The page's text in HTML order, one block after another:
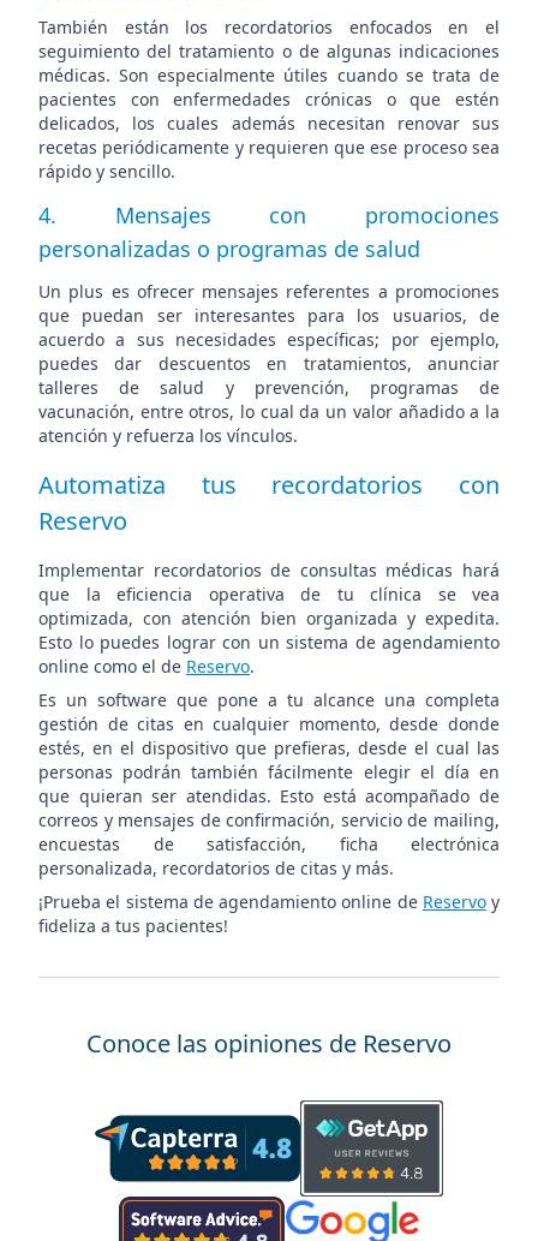
También están los recordatorios enfocados en el
seguimiento del tratamiento o de algunas indicaciones
médicas. Son especialmente útiles cuando se trata de
pacientes con enfermedades crónicas o que estén
delicados, los cuales además necesitan renovar sus
recetas periódicamente y requieren que ese proceso sea
rápido y sencillo.
4. Mensajes con promociones
personalizadas o programas de salud
Un plus es ofrecer mensajes referentes a promociones
que puedan ser interesantes para los usuarios, de
acuerdo a sus necesidades específicas; por ejemplo,
puedes dar descuentos en tratamientos, anunciar
talleres de salud y prevención, programas de
vacunación, entre otros, lo cual da un valor añadido a la
atención y refuerza los vínculos.
Automatiza tus recordatorios con
Reservo
Implementar recordatorios de consultas médicas hará
que la eficiencia operativa de tu clínica se vea
optimizada, con atención bien organizada y expedita.
Esto lo puedes lograr con un sistema de agendamiento
online como el de Reservo.
Es un software que pone a tu alcance una completa
gestión de citas en cualquier momento, desde donde
estés, en el dispositivo que prefieras, desde el cual las
personas podrán también fácilmente elegir el día en
que quieran ser atendidas. Esto está acompañado de
correos y mensajes de confirmación, servicio de mailing,
encuestas de satisfacción, ficha electrónica
personalizada, recordatorios de citas y más.
¡Prueba el sistema de agendamiento online de Reservoy
fideliza a tus pacientes!
Conoce las opiniones de Reservo